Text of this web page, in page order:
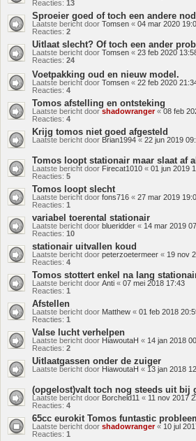
Reacties: 13
Sproeier goed of toch een andere
Laatste bericht door Tomsen « 04 mar 2020
Reacties: 2
Uitlaat slecht? Of toch een ander
Laatste bericht door Tomsen « 23 feb 2020
Reacties: 24
Voetpakking oud en nieuw model.
Laatste bericht door Tomsen « 22 feb 2020
Reacties: 4
Tomos afstelling en ontsteking
Laatste bericht doorshadowranger«08 feb
Reacties: 4
Krijg tomos niet goed afgesteld
Laatste bericht door Brian1994« 22 jun 2019
Tomos loopt stationair maar slaat af
Laatste bericht door Firecat1010 « 01 jun 2019
Reacties: 5
Tomos loopt slecht
Laatste bericht door fons716 « 27 mar 2019
Reacties: 1
variabel toerental stationair
Laatste bericht door blueridder « 14 mar 2019
Reacties: 10
stationair uitvallen koud
Laatste bericht door peterzoetermeer « 19 nov
Reacties: 4
Tomos stottert enkel na lang
Laatste bericht door Anti « 07 mei 2018 17:43
Reacties: 1
Afstellen
Laatste bericht door Matthew « 01 feb 2018
Reacties: 1
Valse lucht verhelpen
Laatste bericht door HiawoutaH « 14 jan 2018
Reacties: 2
Uitlaatgassen onder de zuiger
Laatste bericht door HiawoutaH « 13 jan 2018
(opgelost)valt toch nog steeds uit bij
Laatste bericht door Borcheld11 « 11 nov 2017
Reacties: 4
65cc eurokit Tomos funtastic
Laatste bericht door shadowranger« 10 jul
Reacties: 1